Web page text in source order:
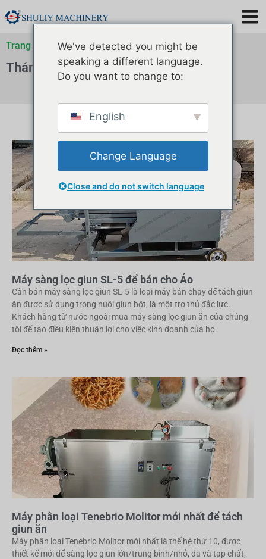
Trang chủ »Lưu trữ cho»Lưu trữ cho»Lưu trữ cho
Thán 2 7, 2023
Máy sàng lọc giun SL-5 để bán cho Áo
Cần bán máy sàng lọc giun SL-5 là loại máy bán chạy để tách giun
ăn được sử dụng trong nuôi giun bột, là một trợ thủ đắc lực.
Khách hàng từ nước ngoài mua máy sàng lọc giun ăn của chúng
tôi để tạo điều kiện thuận lợi cho việc kinh doanh của họ.
Đọc thêm »
Máy phân loại Tenebrio Molitor mới nhất để tách
giun ăn
Máy phân loại Tenebrio Molitor mới nhất là thế hệ thứ 10, được
thiết kế mới để sàng lọc giun lớn/trung bình/nhỏ, da và tạp chất,
We've detected you might be
speaking a different language.
Do you want to change to:
English
Change Language
Close and do not switch language